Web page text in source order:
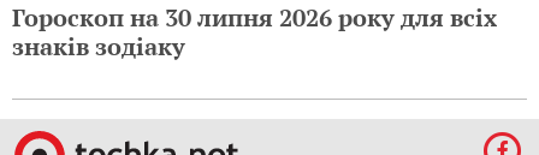
Гороскоп на 30 липня 2026 року для всіх
знаків зодіаку